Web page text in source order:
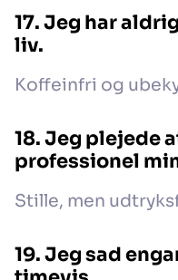
17. Jeg har
liv.
Koffeinfri og
18. Jeg plejede
professionel
Stille, men
19. Jeg sad